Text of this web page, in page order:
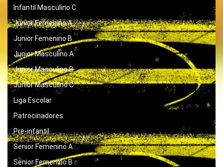
Infantil Masculino C
Junior Femenino A
Junior Femenino B
Junior Masculino A
Junior Masculino B
Junior Masculino C
Liga Escolar
Patrocinadores
Pre-infantil
Senior Femenino A
Senior Femenino B